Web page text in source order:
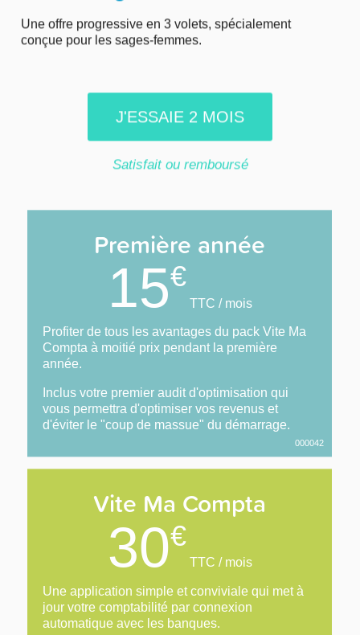
Une offre progressive en 3 volets, spécialement
conçue pour les sages-femmes.
J'ESSAIE 2 MOIS
Satisfait ou remboursé
Première année
15€
TTC / mois
Profiter de tous les avantages du pack Vite Ma
Compta à moitié prix pendant la première
année.
Inclus votre premier audit d'optimisation qui
vous permettra d'optimiser vos revenus et
d'éviter le "coup de massue" du démarrage.
000042
Vite Ma Compta
30€
TTC / mois
Une application simple et conviviale qui met à
jour votre comptabilité par connexion
automatique avec les banques.